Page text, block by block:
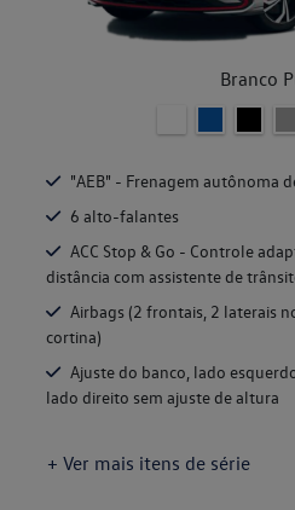
Branco
"AEB" - Frenagem autônoma
6 alto-falantes
ACC Stop & Go - Controle
distância com assistente de
Airbags (2 frontais, 2 laterais
cortina)
Ajuste do banco, lado
lado direito sem ajuste de altura
+ Ver mais itens de série